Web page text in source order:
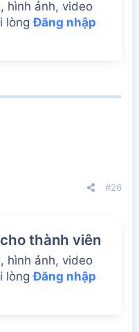
hình ảnh, video
lòngĐăng nhập
#26
thành viên
hình ảnh, video
lòngĐăng nhập